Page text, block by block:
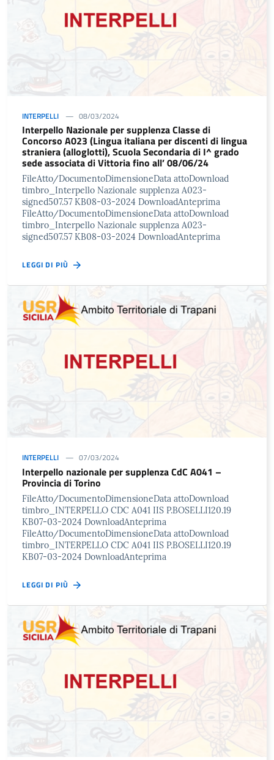
INTERPELLI 08/03/2024
Interpello Nazionale per supplenza Classe di
Concorso A023 (Lingua italiana per discenti di lingua
straniera (alloglotti), Scuola Secondaria di I^ grado
sede associata di Vittoria fino all’ 08/06/24
FileAtto/DocumentoDimensioneData attoDownload
timbro_Interpello Nazionale supplenza A023-
signed507.57 KB08-03-2024 DownloadAnteprima
FileAtto/DocumentoDimensioneData attoDownload
timbro_Interpello Nazionale supplenza A023-
signed507.57 KB08-03-2024 DownloadAnteprima
LEGGI DI PIÙ
INTERPELLI 07/03/2024
Interpello nazionale per supplenza CdC A041 –
Provincia di Torino
FileAtto/DocumentoDimensioneData attoDownload
timbro_INTERPELLO CDC A041 IIS P.BOSELLI120.19
KB07-03-2024 DownloadAnteprima
FileAtto/DocumentoDimensioneData attoDownload
timbro_INTERPELLO CDC A041 IIS P.BOSELLI120.19
KB07-03-2024 DownloadAnteprima
LEGGI DI PIÙ